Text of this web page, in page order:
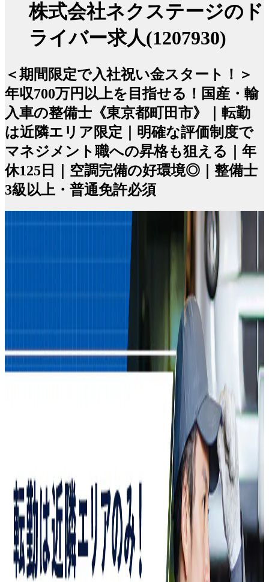
株式会社ネクステージのド
ライバー求人(1207930)
＜期間限定で入社祝い金スタート！＞
年収700万円以上を目指せる！国産・輸
入車の整備士《東京都町田市》｜転勤
は近隣エリア限定｜明確な評価制度で
マネジメント職への昇格も狙える｜年
休125日｜空調完備の好環境◎｜整備士
3級以上・普通免許必須